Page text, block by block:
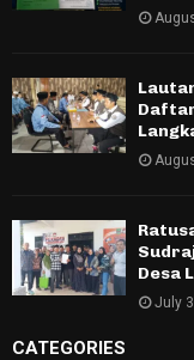
Desa
July
CATEGORIES